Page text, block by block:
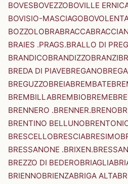
BOVESBOVEZZOBOVILLE
BOVISIO-MASCIAGO
BOZZOLOBRABRACCA
BRAIES .PRAGS.BRALLO DI
BRANDICOBRANDIZZOBRANZI
BREDA DI PIAVEBREGANO
BREGUZZOBREIABREMBATE
BREMBILLABREMBIOBREME
BRENNERO .BRENNER.BRENO
BRENTINO BELLUNO
BRESCELLOBRESCIABRESIMO
BRESSANONE .BRIXEN.
BREZZO DI BEDEROBRIAGLIA
BRIENNOBRIENZABRIGA ALTA